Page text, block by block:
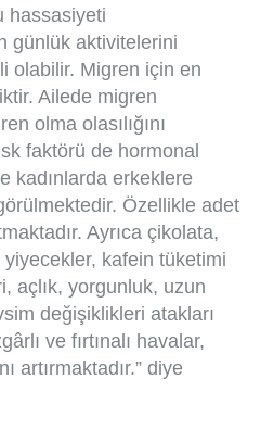
hassasiyeti
günlük aktivitelerini
olabilir. Migren için en
Ailede migren
olma olasılığını
faktörü de hormonal
kadınlarda erkeklere
Özellikle adet
Ayrıca çikolata,
kafein tüketimi
açlık, yorgunluk, uzun
değişiklikleri atakları
ve fırtınalı havalar,
artırmaktadır.” diye